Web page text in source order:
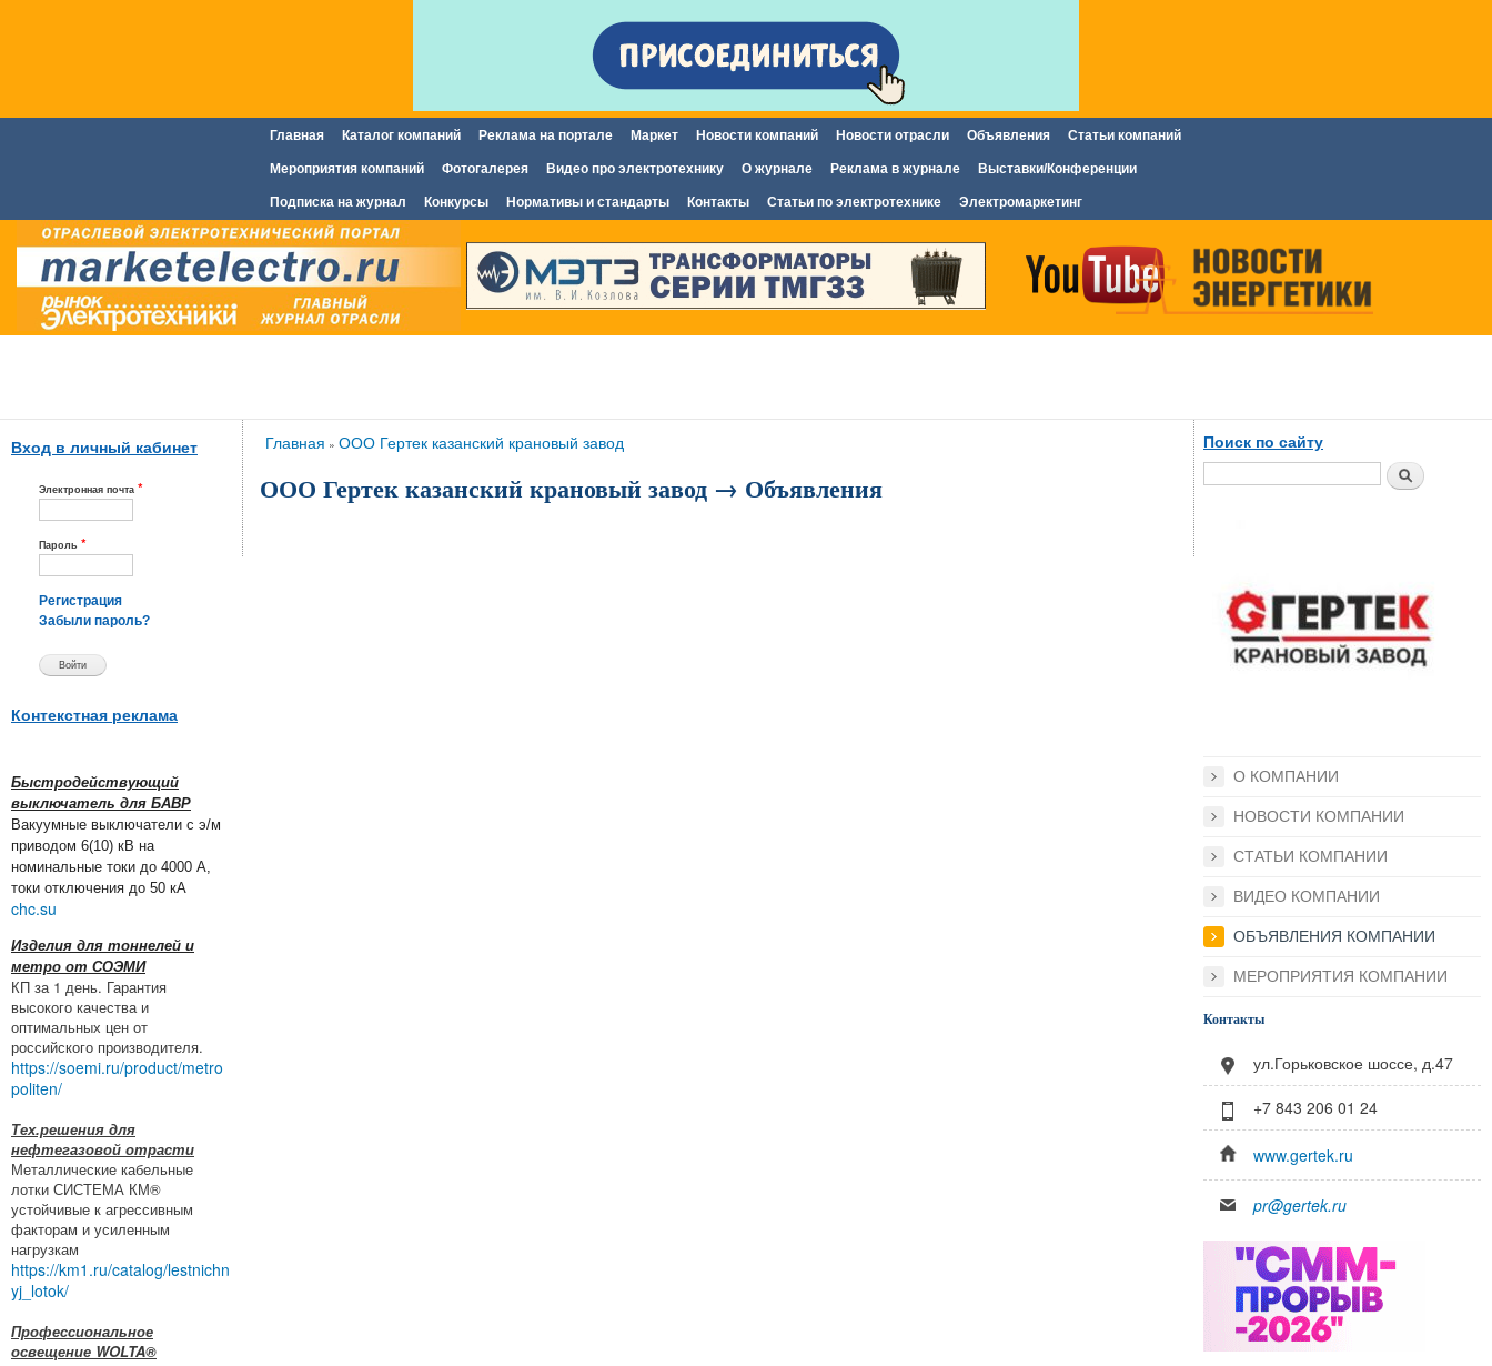
содержанию
Главное меню
Главная Каталог компаний Реклама на портале Маркет Новости компаний Новости отрасли Объявления Статьи компаний
Мероприятия компаний Фотогалерея Видео про электротехнику О журнале Реклама в журнале Выставки/Конференции
Подписка на журнал Конкурсы Нормативы и стандарты Контакты Статьи по электротехнике Электромаркетинг
Вход в личный кабинет
Электронная почта *
Пароль *
Регистрация
Забыли пароль?
Контекстная реклама
Быстродействующий
выключатель для БАВР
Вакуумные выключатели с э/м
приводом 6(10) кВ на
номинальные токи до 4000 А,
токи отключения до 50 кА
chc.su
Изделия для тоннелей и
метро от СОЭМИ
КП за 1 день. Гарантия
высокого качества и
оптимальных цен от
российского производителя.
https://soemi.ru/product/metro
politen/
Тех.решения для
нефтегазовой отрасти
Металлические кабельные
лотки СИСТЕМА КМ®
устойчивые к агрессивным
факторам и усиленным
нагрузкам
https://km1.ru/catalog/lestnichn
yj_lotok/
Профессиональное
освещение WOLTA®
Вы здесь
Главная » ООО Гертек казанский крановый завод
ООО Гертек казанский крановый завод → Объявления
Поиск по сайту
Поиск
О КОМПАНИИ
НОВОСТИ КОМПАНИИ
СТАТЬИ КОМПАНИИ
ВИДЕО КОМПАНИИ
ОБЪЯВЛЕНИЯ КОМПАНИИ
МЕРОПРИЯТИЯ КОМПАНИИ
Контакты
ул.Горьковское шоссе, д.47
+7 843 206 01 24
www.gertek.ru
pr@gertek.ru